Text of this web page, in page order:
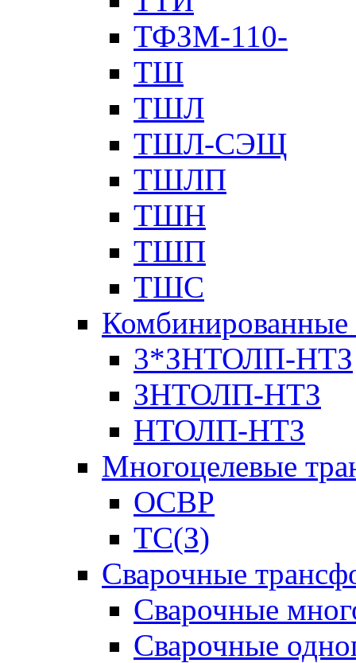
ТФЗМ-110-
ТШ
ТШЛ
ТШЛ-СЭЩ
ТШЛП
ТШН
ТШП
ТШС
Комбинированные
3*ЗНТОЛП-НТЗ
ЗНТОЛП-НТЗ
НТОЛП-НТЗ
Многоцелевые
ОСВР
ТС(З)
Сварочные
Сварочные
Сварочные